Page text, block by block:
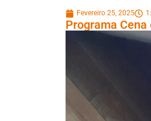
Fevereiro 25, 2025
Programa